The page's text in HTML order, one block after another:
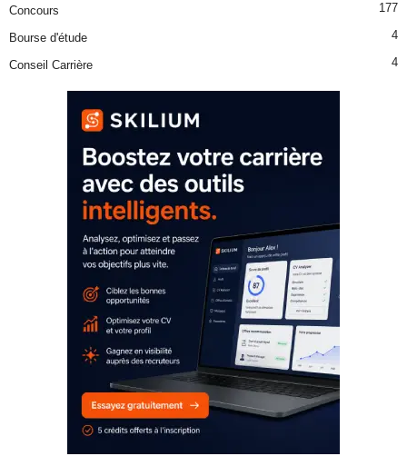
Concours 177
Bourse d'étude 4
Conseil Carrière 4